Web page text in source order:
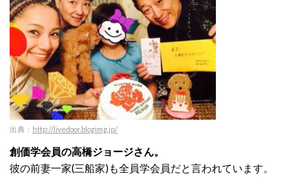
出典： http://livedoor.blogimg.jp/
創価学会員の高橋ジョージさん。
彼の前妻一家(三船家)も全員学会員だと言われています。